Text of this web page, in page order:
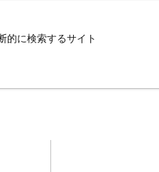
的に検索するサイト